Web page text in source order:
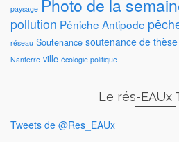
paysage Photo de la
pollution Péniche Antipode
réseau Soutenance soutenance de thèse
Nanterre ville écologie politique
Le rés-EAUx
Tweets de @Res_EAUx